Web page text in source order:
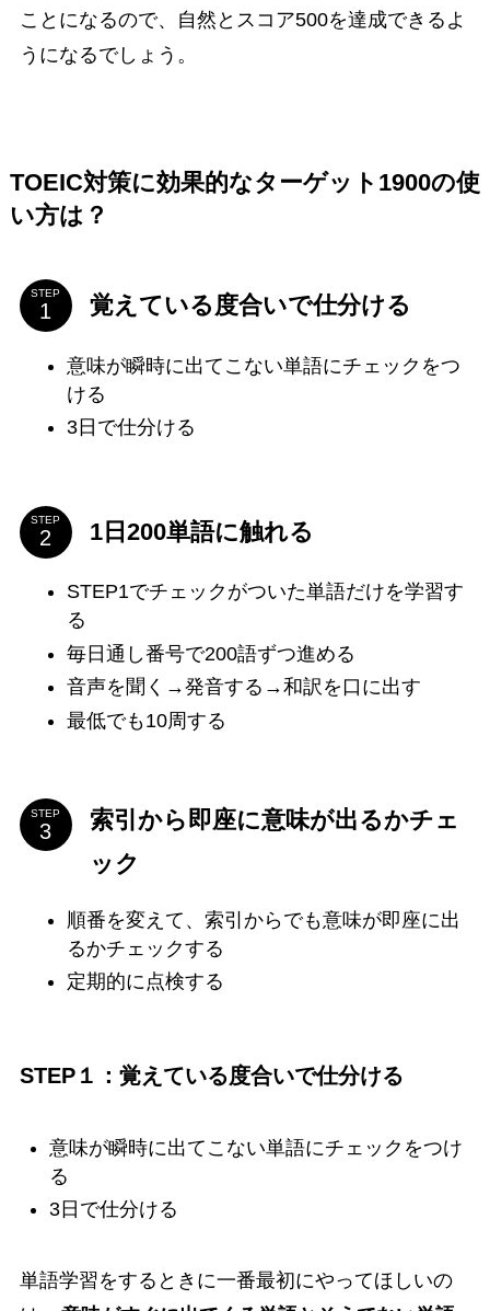
ことになるので、自然とスコア500を達成できるよ
うになるでしょう。
TOEIC対策に効果的なターゲット1900の使
い方は？
STEP 覚えている度合いで仕分ける
意味が瞬時に出てこない単語にチェックをつ
ける
3日で仕分ける
STEP 1日200単語に触れる
STEP1でチェックがついた単語だけを学習す
る
毎日通し番号で200語ずつ進める
音声を聞く→発音する→和訳を口に出す
最低でも10周する
STEP
索引から即座に意味が出るかチェ
ック
順番を変えて、索引からでも意味が即座に出
るかチェックする
定期的に点検する
STEP１：覚えている度合いで仕分ける
意味が瞬時に出てこない単語にチェックをつけ
る
3日で仕分ける
単語学習をするときに一番最初にやってほしいの